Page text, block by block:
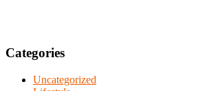
Categories
Uncategorized